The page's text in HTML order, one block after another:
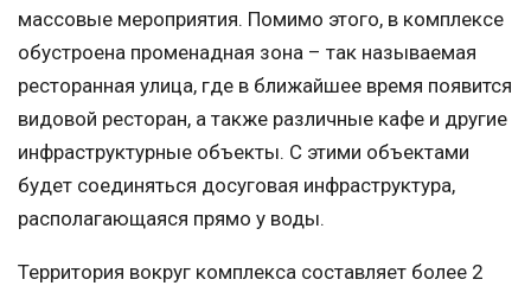
массовые мероприятия. Помимо этого, в комплексе
обустроена променадная зона – так называемая
ресторанная улица, где в ближайшее время появится
видовой ресторан, а также различные кафе и другие
инфраструктурные объекты. С этими объектами
будет соединяться досуговая инфраструктура,
располагающаяся прямо у воды.
Территория вокруг комплекса составляет более 2